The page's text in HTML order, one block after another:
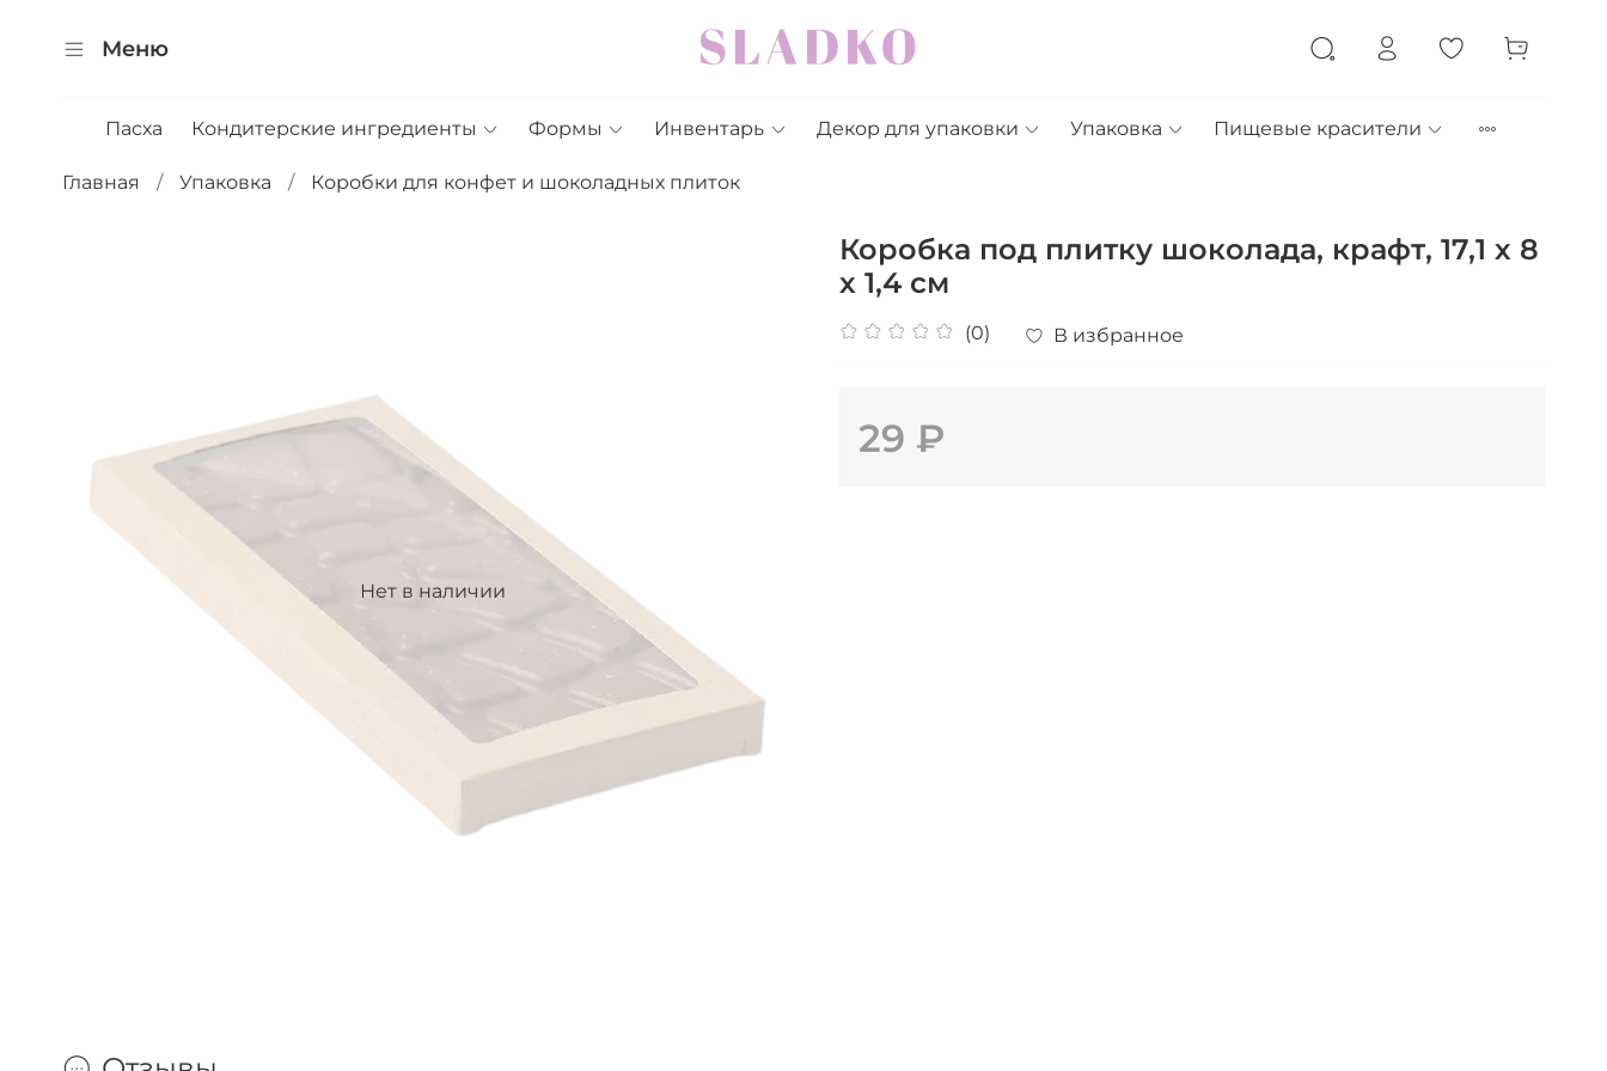
Меню
Пасха Кондитерские ингредиенты Формы Инвентарь Декор для упаковки Упаковка Пищевые красители
Главная Упаковка Коробки для конфет и шоколадных плиток
Нет в наличии
Коробка под плитку шоколада, крафт, 17,1 х 8
х 1,4 см
(0) В избранное
29 ₽